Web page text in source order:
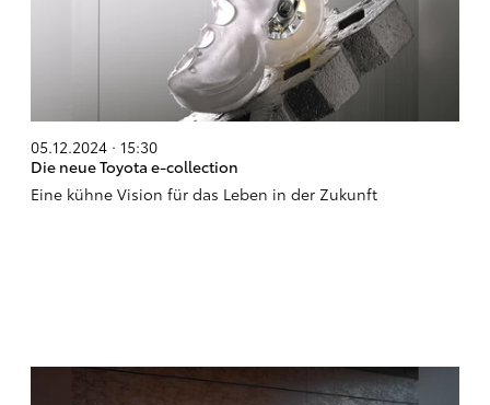
05.12.2024 · 15:30
Die neue Toyota e-collection
Eine kühne Vision für das Leben in der Zukunft